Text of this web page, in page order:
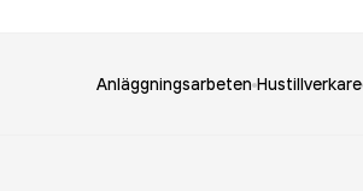
Anläggningsarbeten Hustillverkare